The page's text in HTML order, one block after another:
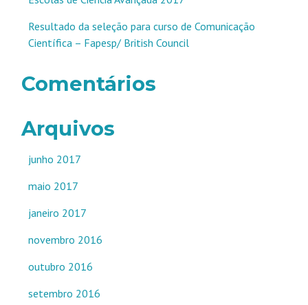
Resultado da seleção para curso de Comunicação
Científica – Fapesp/ British Council
Comentários
Arquivos
junho 2017
maio 2017
janeiro 2017
novembro 2016
outubro 2016
setembro 2016